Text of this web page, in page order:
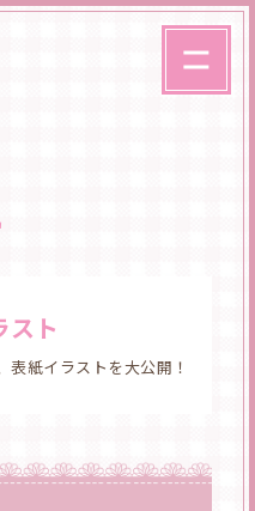
スト
紙イラストを大公開！